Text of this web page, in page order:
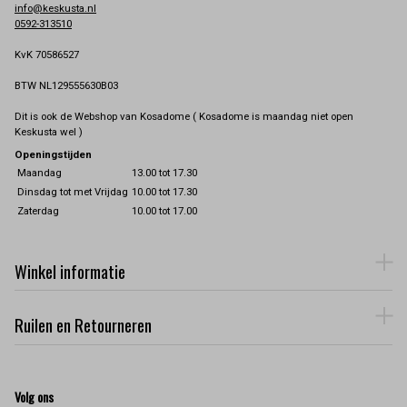
info@keskusta.nl
0592-313510
KvK 70586527
BTW NL129555630B03
Dit is ook de Webshop van Kosadome ( Kosadome is maandag niet open
Keskusta wel )
Openingstijden
Maandag
13.00 tot 17.30
Dinsdag tot met Vrijdag 10.00 tot 17.30
Zaterdag
10.00 tot 17.00
Winkel informatie
Ruilen en Retourneren
Volg ons